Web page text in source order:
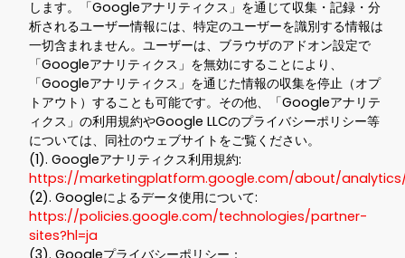
します。「Googleアナリティクス」を通じて収集・記録・分
析されるユーザー情報には、特定のユーザーを識別する情報は
一切含まれません。ユーザーは、ブラウザのアドオン設定で
「Googleアナリティクス」を無効にすることにより、
「Googleアナリティクス」を通じた情報の収集を停止（オプ
トアウト）することも可能です。その他、「Googleアナリテ
ィクス」の利用規約やGoogle LLCのプライバシーポリシー等
については、同社のウェブサイトをご覧ください。
(1). Googleアナリティクス利用規約:
https://marketingplatform.google.com/about/
(2). Googleによるデータ使用について:
https://policies.google.com/technologies/partner-
sites?hl=ja